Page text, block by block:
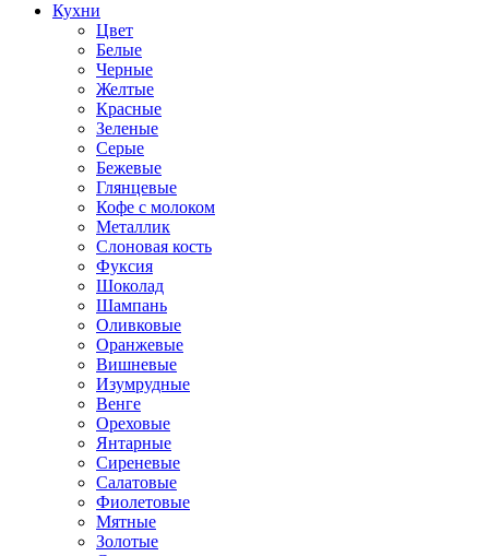
Кухни
Цвет
Белые
Черные
Желтые
Красные
Зеленые
Серые
Бежевые
Глянцевые
Кофе с молоком
Металлик
Слоновая кость
Фуксия
Шоколад
Шампань
Оливковые
Оранжевые
Вишневые
Изумрудные
Венге
Ореховые
Янтарные
Сиреневые
Салатовые
Фиолетовые
Мятные
Золотые